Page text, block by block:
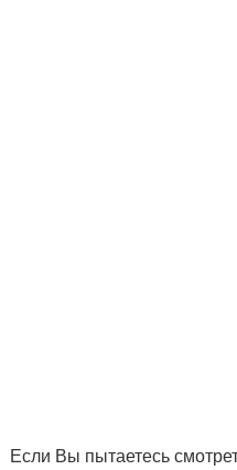
Если Вы пытаетесь